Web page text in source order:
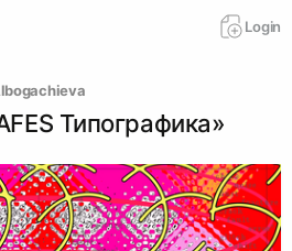
Login
Типографика»